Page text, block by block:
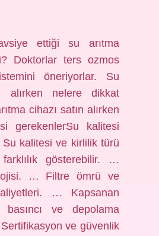
ettiği su arıtma
Doktorlar ters ozmos
öneriyorlar. Su
alırken nelere dikkat
cihazı satın alırken
gerekenlerSu kalitesi
kalitesi ve kirlilik türü
gösterebilir. …
… Filtre ömrü ve
… Kapsanan
ve depolama
ve güvenlik